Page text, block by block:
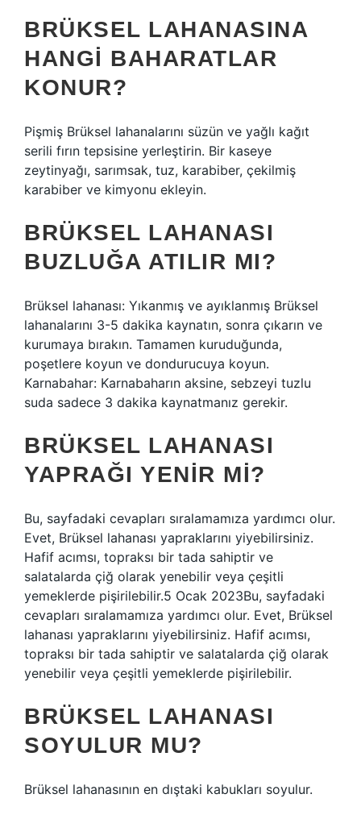
BRÜKSEL LAHANASINA
HANGI BAHARATLAR
KONUR?
Pişmiş Brüksel lahanalarını süzün ve yağlı kağıt
serili fırın tepsisine yerleştirin. Bir kaseye
zeytinyağı, sarımsak, tuz, karabiber, çekilmiş
karabiber ve kimyonu ekleyin.
BRÜKSEL LAHANASI
BUZLUĞA ATILIR MI?
Brüksel lahanası: Yıkanmış ve ayıklanmış Brüksel
lahanalarını 3-5 dakika kaynatın, sonra çıkarın ve
kurumaya bırakın. Tamamen kuruduğunda,
poşetlere koyun ve dondurucuya koyun.
Karnabahar: Karnabaharın aksine, sebzeyi tuzlu
suda sadece 3 dakika kaynatmanız gerekir.
BRÜKSEL LAHANASI
YAPRAĞI YENIR MI?
Bu, sayfadaki cevapları sıralamamıza yardımcı olur.
Evet, Brüksel lahanası yapraklarını yiyebilirsiniz.
Hafif acımsı, topraksı bir tada sahiptir ve
salatalarda çiğ olarak yenebilir veya çeşitli
yemeklerde pişirilebilir.5 Ocak 2023Bu, sayfadaki
cevapları sıralamamıza yardımcı olur. Evet, Brüksel
lahanası yapraklarını yiyebilirsiniz. Hafif acımsı,
topraksı bir tada sahiptir ve salatalarda çiğ olarak
yenebilir veya çeşitli yemeklerde pişirilebilir.
BRÜKSEL LAHANASI
SOYULUR MU?
Brüksel lahanasının en dıştaki kabukları soyulur.